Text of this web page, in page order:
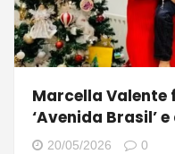
Marcella Valente
‘Avenida Brasil’
20/05/2026 0